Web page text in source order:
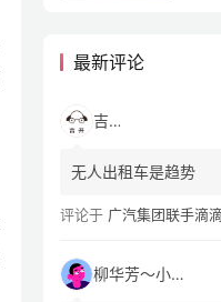
最新评论
吉开
无人出租车是趋势
评论于 广汽集团联手滴滴成立“安滴
柳华芳～小芳侠